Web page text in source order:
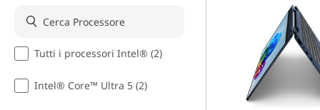
Tutti i processori Intel® (2)
Intel® Core™ Ultra 5 (2)